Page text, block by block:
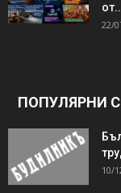
22/
ПОПУЛЯРНИ
10/